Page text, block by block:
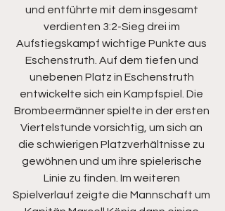
und entführte mit dem insgesamt
verdienten 3:2-Sieg drei im
Aufstiegskampf wichtige Punkte aus
Eschenstruth. Auf dem tiefen und
unebenen Platz in Eschenstruth
entwickelte sich ein Kampfspiel. Die
Brombeermänner spielte in der ersten
Viertelstunde vorsichtig, um sich an
die schwierigen Platzverhältnisse zu
gewöhnen und um ihre spielerische
Linie zu finden. Im weiteren
Spielverlauf zeigte die Mannschaft um